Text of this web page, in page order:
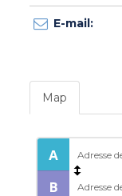
E-mail:
Map